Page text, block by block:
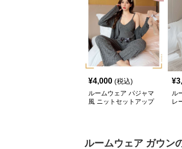
¥4,000 (税込)
ルームウェア パジャマ
風 ニットセットアップ
¥
ル
レ
ルームウェア ガウン